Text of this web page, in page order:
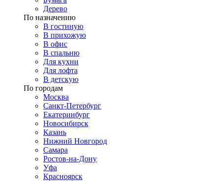
Дерево
По назначению
В гостиную
В прихожую
В офис
В спальню
Для кухни
Для лофта
В детскую
По городам
Москва
Санкт-Петербург
Екатеринбург
Новосибирск
Казань
Нижний Новгород
Самара
Ростов-на-Дону
Уфа
Красноярск